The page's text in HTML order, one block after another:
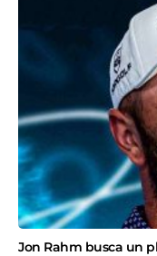
Jon Rahm busca un